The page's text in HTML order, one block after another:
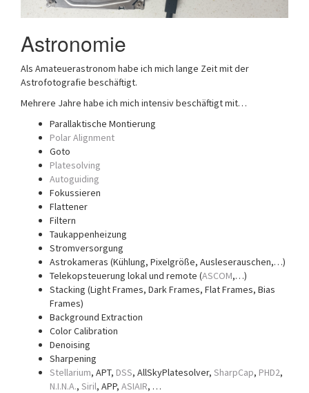
Astronomie
Als Amateuerastronom habe ich mich lange Zeit mit der
Astrofotografie beschäftigt.
Mehrere Jahre habe ich mich intensiv beschäftigt mit…
Parallaktische Montierung
Polar Alignment
Goto
Platesolving
Autoguiding
Fokussieren
Flattener
Filtern
Taukappenheizung
Stromversorgung
Astrokameras (Kühlung, Pixelgröße, Ausleserauschen,…)
Telekopsteuerung lokal und remote (ASCOM,…)
Stacking (Light Frames, Dark Frames, Flat Frames, Bias
Frames)
Background Extraction
Color Calibration
Denoising
Sharpening
Stellarium, APT, DSS, AllSkyPlatesolver, SharpCap, PHD2,
N.I.N.A., Siril, APP, ASIAIR, …